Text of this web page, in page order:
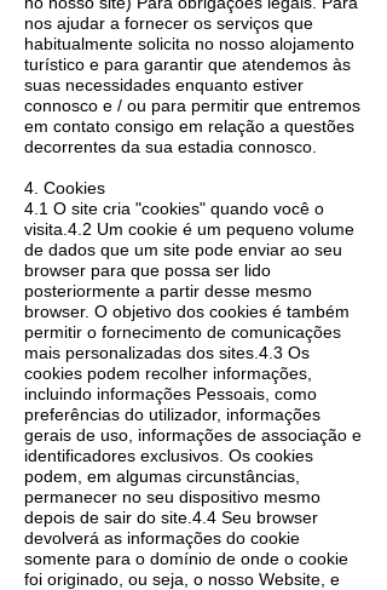
nos ajudar a fornecer os serviços que
habitualmente solicita no nosso alojamento
turístico e para garantir que atendemos às
suas necessidades enquanto estiver
connosco e / ou para permitir que entremos
em contato consigo em relação a questões
decorrentes da sua estadia connosco.
4. Cookies
4.1 O site cria "cookies" quando você o
visita.4.2 Um cookie é um pequeno volume
de dados que um site pode enviar ao seu
browser para que possa ser lido
posteriormente a partir desse mesmo
browser. O objetivo dos cookies é também
permitir o fornecimento de comunicações
mais personalizadas dos sites.4.3 Os
cookies podem recolher informações,
incluindo informações Pessoais, como
preferências do utilizador, informações
gerais de uso, informações de associação e
identificadores exclusivos. Os cookies
podem, em algumas circunstâncias,
permanecer no seu dispositivo mesmo
depois de sair do site.4.4 Seu browser
devolverá as informações do cookie
somente para o domínio de onde o cookie
foi originado, ou seja, o nosso Website, e